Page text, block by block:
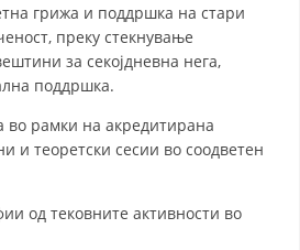
РАКОВОДЕН ОДБОР
грижа и поддршка на стари
преку стекнување
за секојдневна нега,
поддршка.
во рамки на акредитирана
и теоретски сесии во соодветен
од тековните активности во